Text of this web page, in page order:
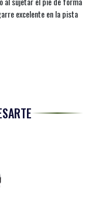
excelente en la pista